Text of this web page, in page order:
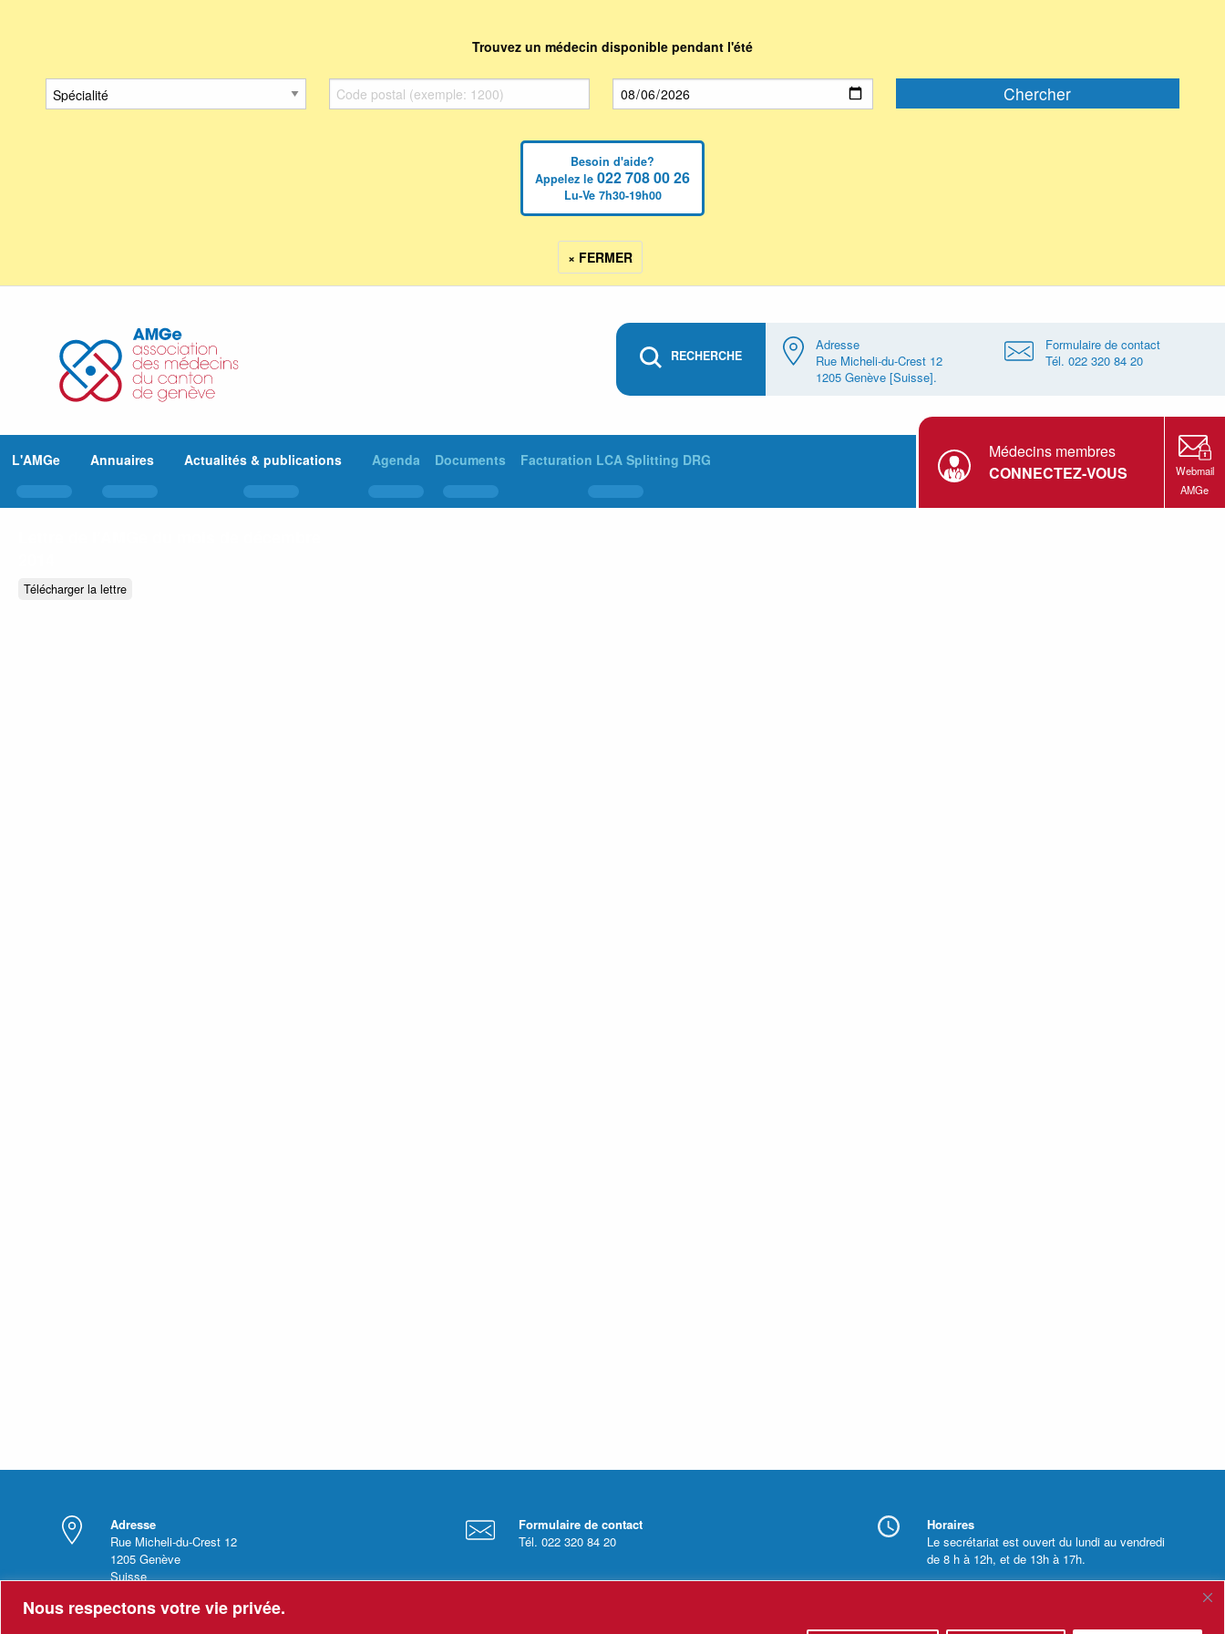
Nous respectons votre vie privée.
Trouvez un médecin disponible pendant l'été
Besoin d'aide?
Appelez le 022 708 00 26
Lu-Ve 7h30-19h00
× FERMER
RECHERCHE
Adresse
Rue Micheli-du-Crest 12
1205 Genève [Suisse].
Formulaire de contact
Tél. 022 320 84 20
L'AMGe Annuaires Actualités & publications Agenda Documents Facturation LCA Splitting DRG
Médecins membres
CONNECTEZ-VOUS
Webmail
AMGe
Télécharger la lettre
Adresse
Rue Micheli-du-Crest 12
1205 Genève
Suisse
Formulaire de contact
Tél. 022 320 84 20
Horaires
Le secrétariat est ouvert du lundi au vendredi
de 8 h à 12h, et de 13h à 17h.